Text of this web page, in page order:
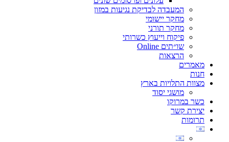
המעבדה לבדיקת נגיעות במזון
מחקר יישומי
מחקר תורני
פיקוח וייעוץ כשרותי
שו״תים Online
הרצאות
מאמרים
חנות
מצוות התלויות בארץ
מושגי יסוד
כשר במרוקו
יצירת קשר
תרומות